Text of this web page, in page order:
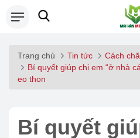
Trang chủ Tin tức
Cách
Bí quyết giúp chị em “ở nhà
eo thon
Bí quyết